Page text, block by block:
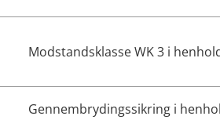
Modstandsklasse WK 3 i
Gennembrydingssikring i